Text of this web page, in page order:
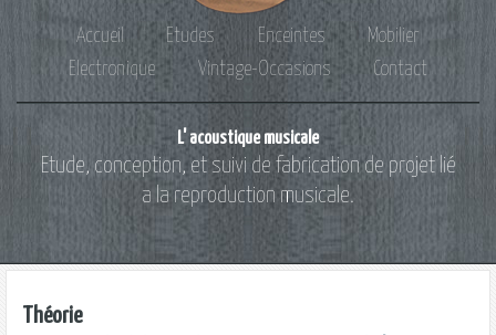
Accueil Etudes Enceintes
Mobilier
Electronique
Vintage-Occasions Contact
L' acoustique musicale
Etude, conception, et suivi de fabrication de projet lié
a la reproduction musicale.
Théorie